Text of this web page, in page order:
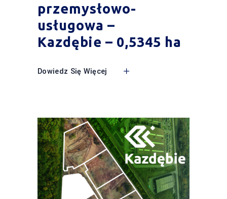
przemysłowo-
usługowa –
Kazdębie – 0,5345 ha
Dowiedz Się Więcej